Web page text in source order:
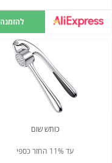
להזמנה
כותש שום
עד 11% החזר כספי